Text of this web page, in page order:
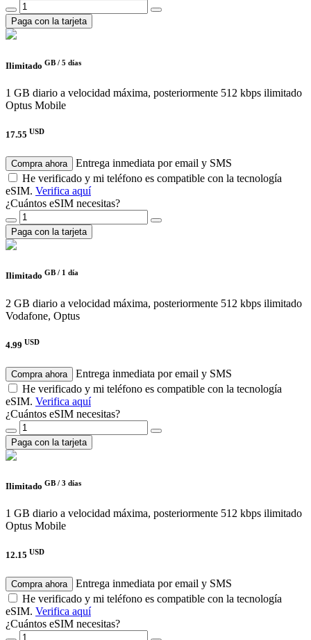
Paga con la tarjeta
Ilimitado GB / 5 días
1 GB diario a velocidad máxima, posteriormente 512 kbps ilimitado
Optus Mobile
17.55 USD
Compra ahora
Entrega inmediata por email y SMS
He verificado y mi teléfono es compatible con la tecnología
eSIM. Verifica aquí
¿Cuántos eSIM necesitas?
Paga con la tarjeta
Ilimitado GB / 1 día
2 GB diario a velocidad máxima, posteriormente 512 kbps ilimitado
Vodafone, Optus
4.99 USD
Compra ahora
Entrega inmediata por email y SMS
He verificado y mi teléfono es compatible con la tecnología
eSIM. Verifica aquí
¿Cuántos eSIM necesitas?
Paga con la tarjeta
Ilimitado GB / 3 días
1 GB diario a velocidad máxima, posteriormente 512 kbps ilimitado
Optus Mobile
12.15 USD
Compra ahora
Entrega inmediata por email y SMS
He verificado y mi teléfono es compatible con la tecnología
eSIM. Verifica aquí
¿Cuántos eSIM necesitas?